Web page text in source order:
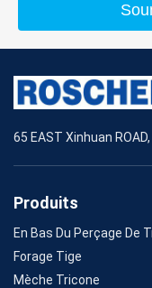
65 EAST Xinhuan ROAD,
Produits
En Bas Du Perçage De
Forage Tige
Mèche Tricone